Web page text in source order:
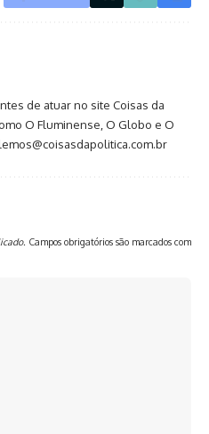
de atuar no site Coisas da
O Fluminense, O Globo e O
Campos obrigatórios são marcados com